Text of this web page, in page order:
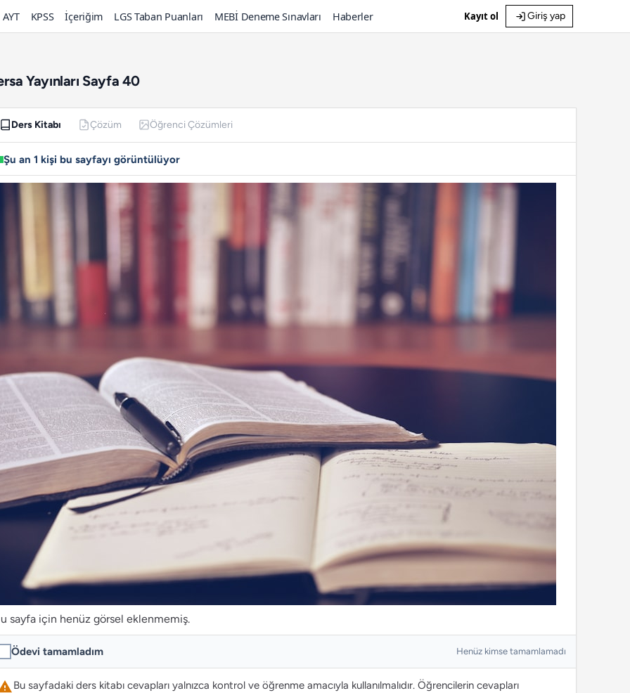
AYT KPSS İçeriğim LGS Taban Puanları MEBİ Deneme Sınavları Haberler Kayıt ol Giriş yap
Yayınları Sayfa 40
Ders Kitabı Çözüm Öğrenci Çözümleri
Şu an 1 kişi bu sayfayı görüntülüyor
sayfa için henüz görsel eklenmemiş.
Ödevi tamamladım Henüz kimse tamamlamadı
Bu sayfadaki ders kitabı cevapları yalnızca kontrol ve öğrenme amacıyla kullanılmalıdır. Öğrencilerin cevapları